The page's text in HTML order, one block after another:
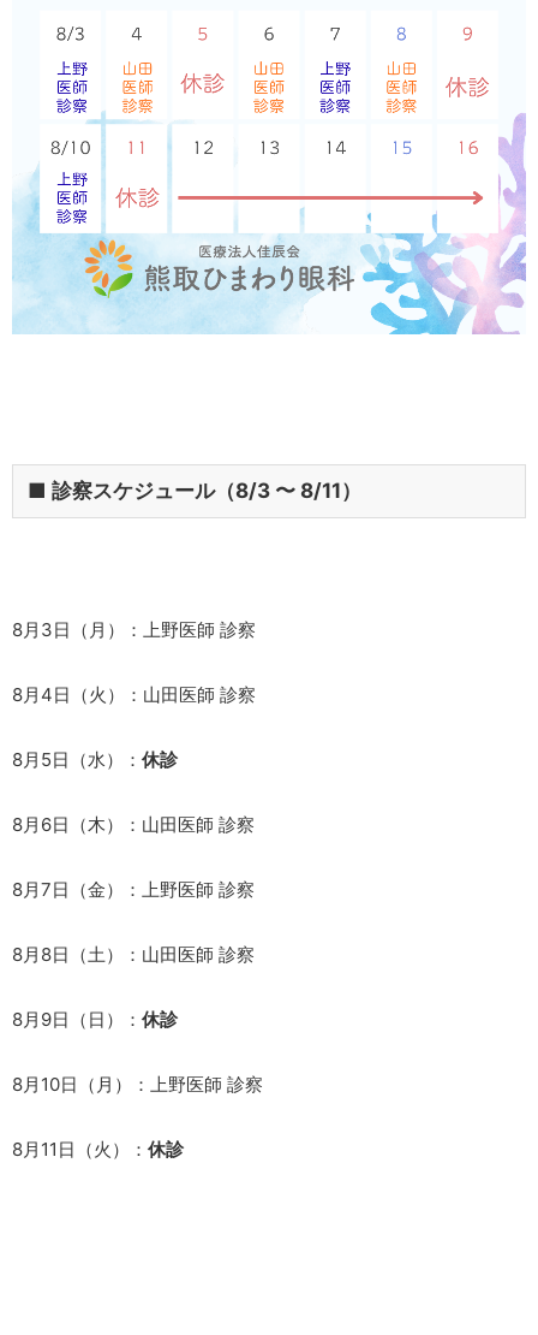
■ 診察スケジュール（8/3 〜 8/11）
8月3日（月）： 上野医師 診察
8月4日（火）： 山田医師 診察
8月5日（水）： 休診
8月6日（木）： 山田医師 診察
8月7日（金）： 上野医師 診察
8月8日（土）： 山田医師 診察
8月9日（日）： 休診
8月10日（月）： 上野医師 診察
8月11日（火）： 休診